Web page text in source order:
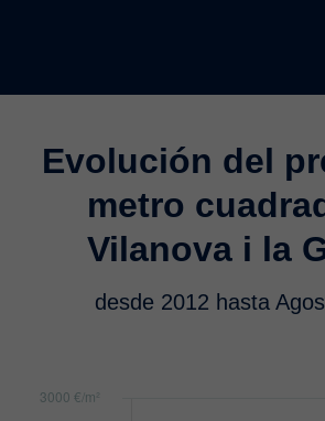
Evolución del
metro
Vilanova i la
desde 2012 hasta